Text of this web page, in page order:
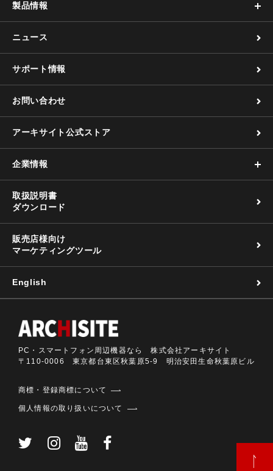
製品情報
ニュース
サポート情報
お問い合わせ
アーキサイト公式ストア
企業情報
取扱説明書
ダウンロード
販売店様向け
マーケティングツール
English
PC・スマートフォン周辺機器なら 株式会社アーキサイト
〒110-0006 東京都台東区秋葉原5-9 明治安田生命秋葉原ビル
商標・登録商標について
個人情報の取り扱いについて